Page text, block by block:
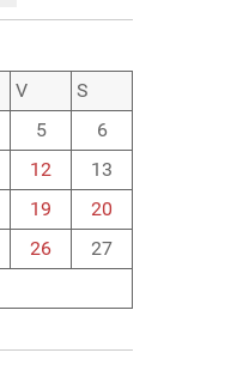
V
S
5
6
12
13
19
20
26
27